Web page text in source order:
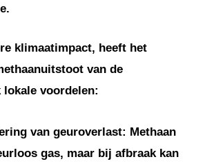
klimaatimpact, heeft het
van de
voordelen:
van geuroverlast: Methaan
gas, maar bij afbraak kan